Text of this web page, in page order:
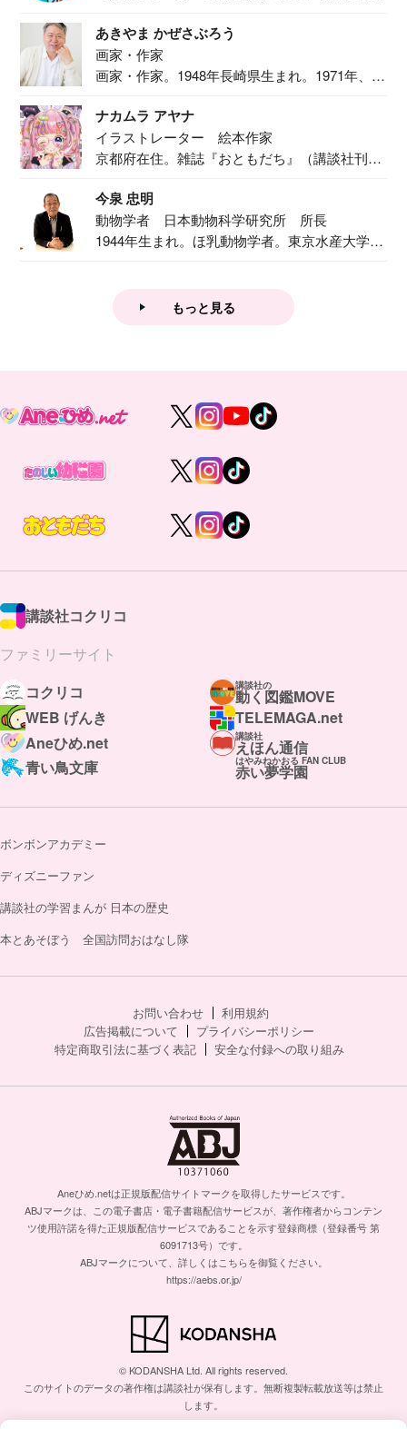
あきやま かぜさぶろう
画家・作家
画家・作家。1948年長崎県生まれ。1971年、
ナカムラ アヤナ
イラストレーター 絵本作家
京都府在住。雑誌『おともだち』（講談社刊）
今泉 忠明
動物学者 日本動物科学研究所 所長
1944年生まれ。ほ乳動物学者。東京水産大学卒
もっと見る
講談社コクリコ
ファミリーサイト
コクリコ
講談社の
動く図鑑MOVE
WEB げんき
TELEMAGA.net
Aneひめ.net
講談社
えほん通信
青い鳥文庫
はやみねかおる FAN CLUB
赤い夢学園
ボンボンアカデミー
ディズニーファン
講談社の学習まんが 日本の歴史
本とあそぼう 全国訪問おはなし隊
お問い合わせ
利用規約
広告掲載について
プライバシーポリシー
特定商取引法に基づく表記
安全な付録への取り組み
Aneひめ.netは正規版配信サイトマークを取得したサービスです。
ABJマークは、この電子書店・電子書籍配信サービスが、著作権者からコンテン
ツ使用許諾を得た正規版配信サービスであることを示す登録商標（登録番号 第
6091713号）です。
ABJマークについて、詳しくはこちらを御覧ください。
https://aebs.or.jp/
© KODANSHA Ltd. All rights reserved.
このサイトのデータの著作権は講談社が保有します。無断複製転載放送等は禁止
します。